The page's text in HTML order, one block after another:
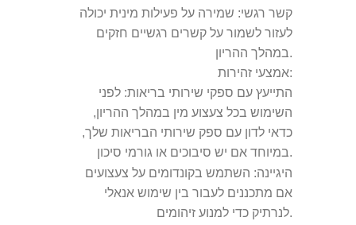
קשר רגשי: שמירה על פעילות מינית יכולה
לעזור לשמור על קשרים רגשיים חזקים
במהלך ההריון.
אמצעי זהירות:
התייעץ עם ספקי שירותי בריאות: לפני
השימוש בכל צעצוע מין במהלך ההריון,
כדאי לדון עם ספק שירותי הבריאות שלך,
במיוחד אם יש סיבוכים או גורמי סיכון.
היגיינה: השתמש בקונדומים על צעצועים
אם מתכננים לעבור בין שימוש אנאלי
לנרתיק כדי למנוע זיהומים.